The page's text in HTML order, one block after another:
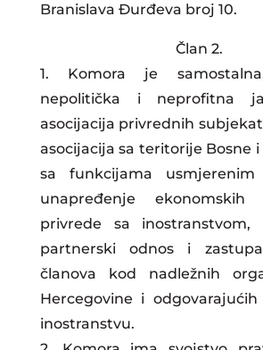
Branislava Đurđeva broj 10.
Član 2.
1. Komora je
nepolitička i neprofitna
asocijacija privrednih
asocijacija sa teritorije Bosne
sa funkcijama
unapređenje ekonomskih
privrede sa
partnerski odnos i
članova kod nadležnih
Hercegovine i
inostranstvu.